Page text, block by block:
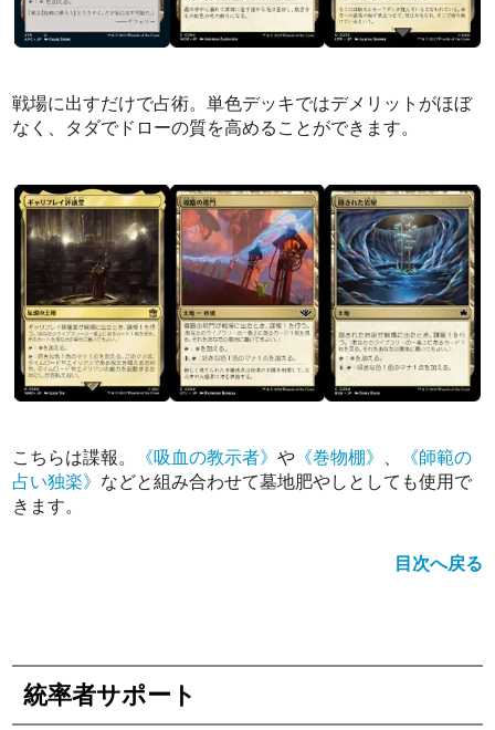
戦場に出すだけで占術。単色デッキではデメリットがほぼ
なく、タダでドローの質を高めることができます。
こちらは諜報。 《吸血の教示者》や 《巻物棚》 、
《師範の
占い独楽》 などと組み合わせて墓地肥やしとしても使用で
きます。
目次へ戻る
統率者サポート